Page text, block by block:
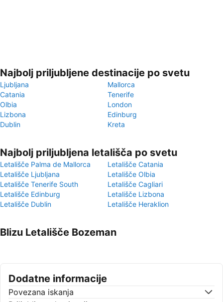
Najbolj priljubljene destinacije po svetu
Ljubljana
Mallorca
Catania
Tenerife
Olbia
London
Lizbona
Edinburg
Dublin
Kreta
Najbolj priljubljena letališča po svetu
Letališče Palma de Mallorca
Letališče Catania
Letališče Ljubljana
Letališče Olbia
Letališče Tenerife South
Letališče Cagliari
Letališče Edinburg
Letališče Lizbona
Letališče Dublin
Letališče Heraklion
Blizu Letališče Bozeman
Dodatne informacije
Povezana iskanja